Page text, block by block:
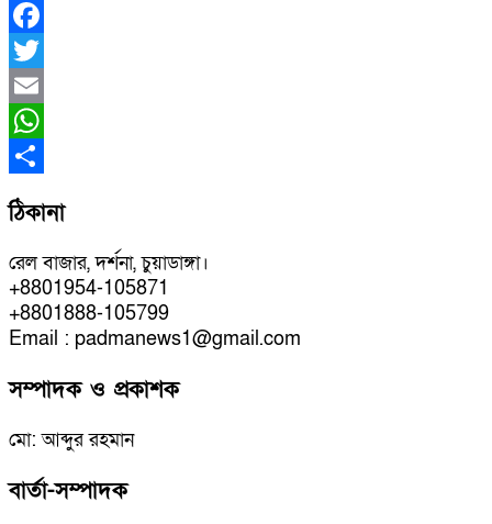
Facebook
Twitter
Email
WhatsApp
Share
ঠিকানা
রেল বাজার, দর্শনা, চুয়াডাঙ্গা।
+8801954-105871
+8801888-105799
Email : padmanews1@gmail.com
সম্পাদক ও প্রকাশক
মো: আব্দুর রহমান
বার্তা-সম্পাদক